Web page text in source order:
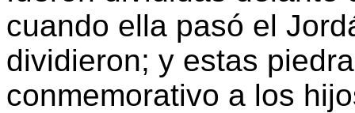
cuando ella pasó el
dividieron; y estas
conmemorativo a los